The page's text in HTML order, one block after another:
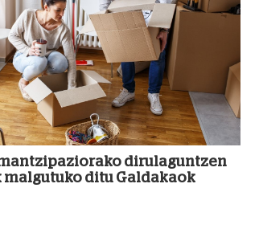
dirulaguntzen
ditu Galdakaok